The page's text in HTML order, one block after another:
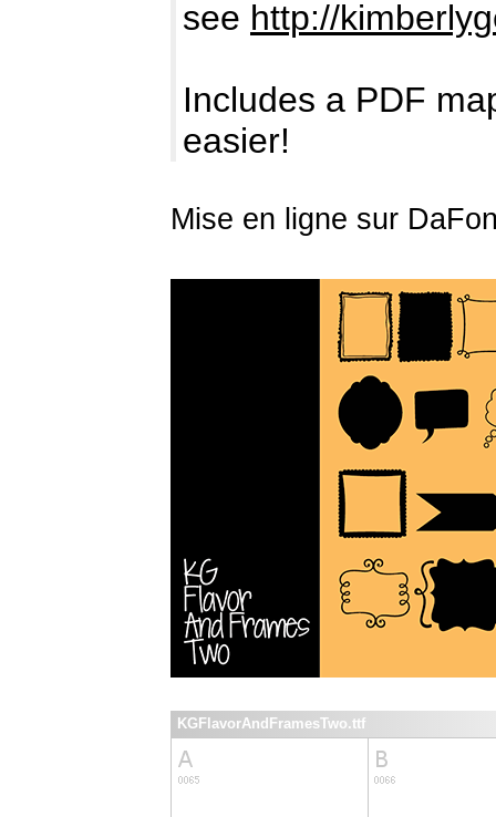
see http://
Includes a PDF
easier!
Mise en ligne sur
KGFlavorAndFramesTwo.ttf